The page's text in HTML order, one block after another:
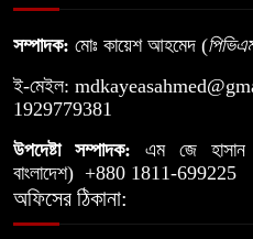
নুরুল
৮
বাধা
১০
সম্পাদক: মোঃ কায়েশ আহমেদ (
ই-মেইল:
1929779381
উপদেষ্টা সম্পাদক: এম জে হাসান
বাংলাদেশ) +880 1811-699225
অফিসের ঠিকানা: